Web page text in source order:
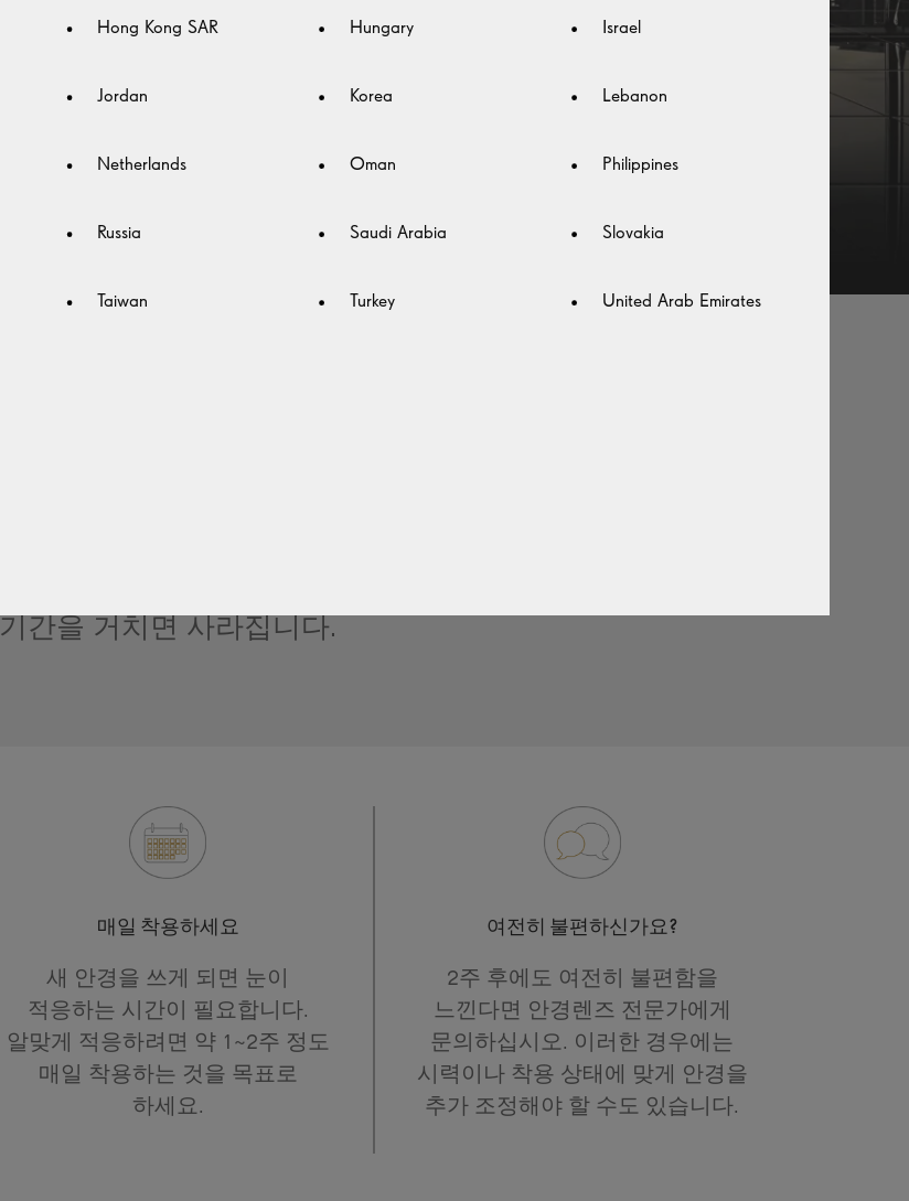
Hong Kong SAR Hungary Israel
Jordan Korea Lebanon
Netherlands Oman Philippines
Russia Saudi Arabia Slovakia
Taiwan Turkey United Arab Emirates
기간을 거치면 사라집니다.
매일 착용하세요
새 안경을 쓰게 되면 눈이
적응하는 시간이 필요합니다.
알맞게 적응하려면 약 1~2주 정도
매일 착용하는 것을 목표로
하세요.
여전히 불편하신가요?
2주 후에도 여전히 불편함을
느낀다면 안경렌즈 전문가에게
문의하십시오. 이러한 경우에는
시력이나 착용 상태에 맞게 안경을
추가 조정해야 할 수도 있습니다.